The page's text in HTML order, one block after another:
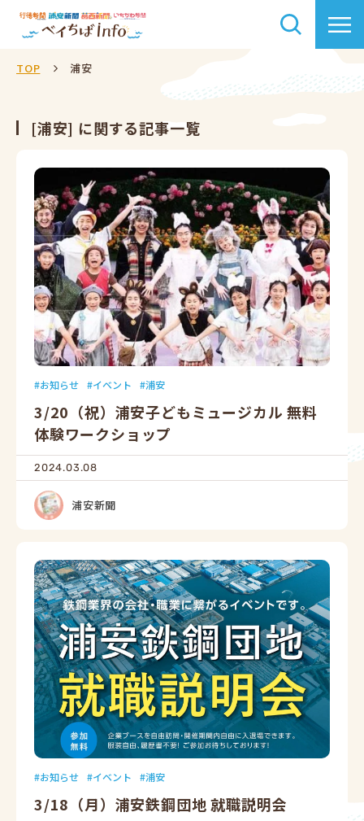
TOP 浦安
[浦安] に関する記事一覧
お知らせ イベント 浦安
3/20（祝）浦安子どもミュージカル 無料
体験ワークショップ
2024.03.08
浦安新聞
お知らせ イベント 浦安
3/18（月）浦安鉄鋼団地 就職説明会